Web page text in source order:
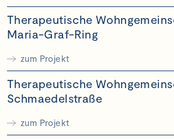
Therapeutische
Maria-Graf-Ring
zum Projekt
Therapeutische
Schmaedelstraße
zum Projekt